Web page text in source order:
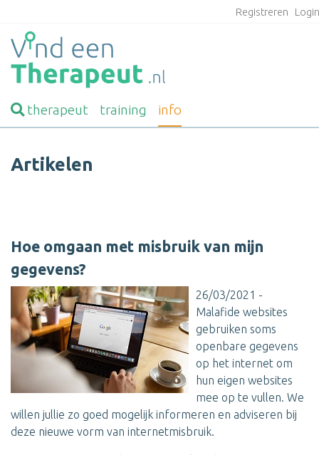
Registreren
therapeut training info
Artikelen
Hoe omgaan met misbruik van mijn
gegevens?
26/03/2021 -
Malafide websites
gebruiken soms
openbare gegevens
op het internet om
hun eigen websites
mee op te vullen. We
willen jullie zo goed mogelijk informeren en adviseren bij
deze nieuwe vorm van internetmisbruik.